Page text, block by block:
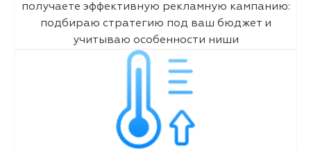
получаете эффективную рекламную кампанию:
подбираю стратегию под ваш бюджет и
учитываю особенности ниши